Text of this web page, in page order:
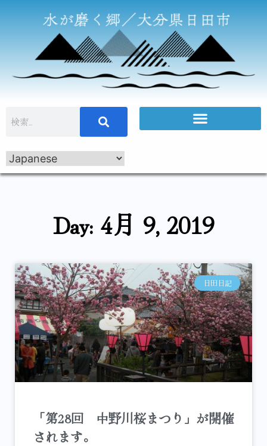
Day: 4月 9, 2019
日田日記
「第28回 中野川桜まつり」が開催
されます。